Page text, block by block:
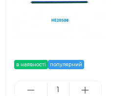
в наявності популярний